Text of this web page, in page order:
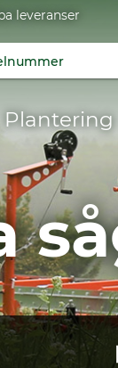
leveranser
Plantering